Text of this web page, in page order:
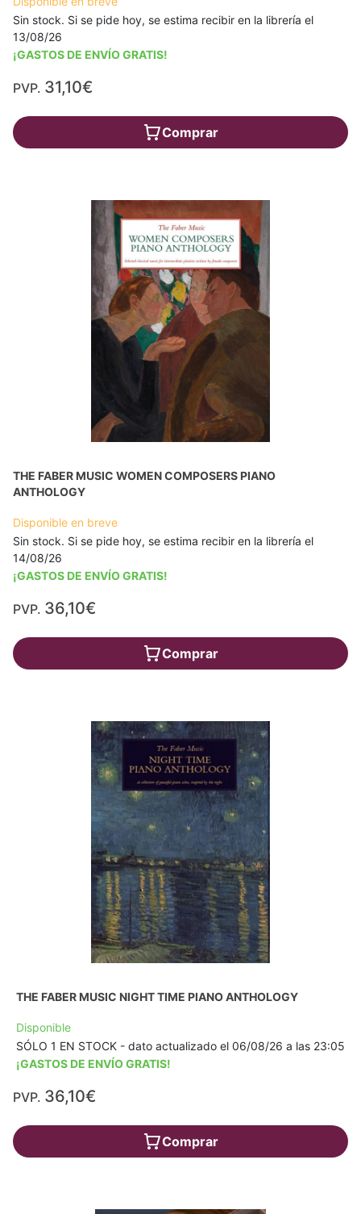
Sin stock. Si se pide hoy, se estima recibir en la librería el
13/08/26
¡GASTOS DE ENVÍO GRATIS!
PVP. 31,10€
Comprar
THE FABER MUSIC WOMEN COMPOSERS PIANO
ANTHOLOGY
Disponible en breve
Sin stock. Si se pide hoy, se estima recibir en la librería el
14/08/26
¡GASTOS DE ENVÍO GRATIS!
PVP. 36,10€
Comprar
THE FABER MUSIC NIGHT TIME PIANO ANTHOLOGY
Disponible
SÓLO 1 EN STOCK - dato actualizado el 06/08/26 a las 23:05
¡GASTOS DE ENVÍO GRATIS!
PVP. 36,10€
Comprar